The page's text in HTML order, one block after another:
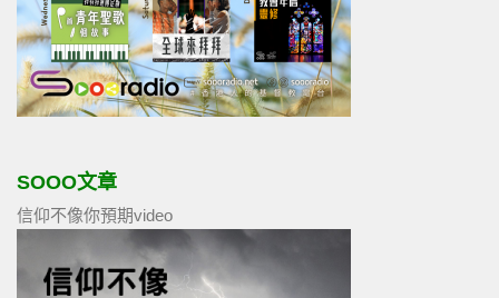
SOOO文章
信仰不像你預期video